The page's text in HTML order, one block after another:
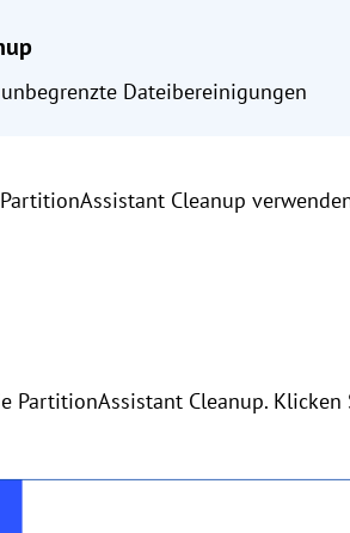
Dateibereinigungen
Cleanup
Cleanup. Klicken